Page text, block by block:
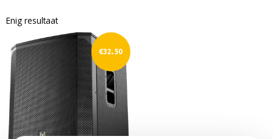
Enig resultaat
€32.50